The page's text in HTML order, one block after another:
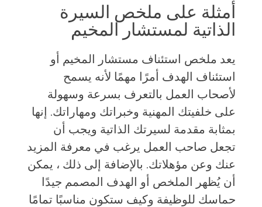
أمثلة على ملخص السيرة
الذاتية لمستشار المخيم
يعد ملخص استئناف مستشار المخيم أو
استئناف الهدف أمرًا مهمًا لأنه يسمح
لأصحاب العمل بالتعرف بسرعة وسهولة
على خلفيتك المهنية وخبراتك ومهاراتك. إنها
بمثابة مقدمة لسيرتك الذاتية ويجب أن
تجعل صاحب العمل يرغب في معرفة المزيد
عنك وعن مؤهلاتك. بالإضافة إلى ذلك ، يمكن
أن يُظهر الملخص أو الهدف المصمم جيدًا
حماسك للوظيفة وكيف ستكون مناسبًا تمامًا